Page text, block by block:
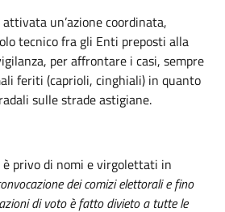
un’azione coordinata,
tecnico fra gli Enti preposti alla
per affrontare i casi, sempre
feriti (caprioli, cinghiali) in quanto
sulle strade astigiane.
privo di nomi e virgolettati in
dei comizi elettorali e fino
di voto è fatto divieto a tutte le